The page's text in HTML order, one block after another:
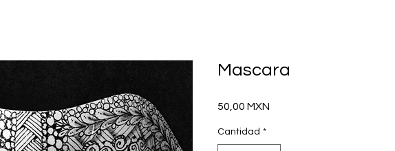
Mascara
50,00 MXN
Cantidad *